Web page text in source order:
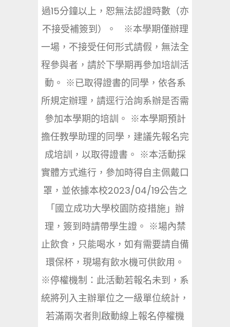
過15分鐘以上，恕無法認證時數（亦
不接受補簽到）。 ※本學期僅辦理
一場，不接受任何形式請假，無法全
程參與者，請於下學期再參加培訓活
動。 ※已取得證書的同學，依各系
所規定辦理，請逕行洽詢系辦是否需
參加本學期的培訓。 ※本學期預計
擔任教學助理的同學，建議先報名完
成培訓，以取得證書。 ※本活動採
實體方式進行，參加時得自主佩戴口
罩，並依據本校2023/04/19公告之
「國立成功大學校園防疫措施」辦
理，簽到時請帶學生證。 ※場內禁
止飲食，只能喝水，如有需要請自備
環保杯，現場有飲水機可供飲用。
※停權機制：此活動若報名未到，系
統將列入主辦單位之一級單位統計，
若滿兩次者則啟動線上報名停權機